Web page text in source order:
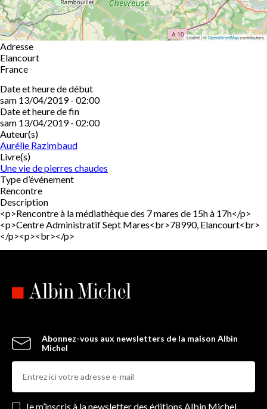
Leaflet | ©OpenStreetMapcontributors
Adresse
Elancourt
France
Date et heure de début
sam 13/04/2019 - 02:00
Date et heure de fin
sam 13/04/2019 - 02:00
Auteur(s)
Aurélie Razimbaud
Livre(s)
Une vie de pierres chaudes
Type d’événement
Rencontre
Description
<p>Rencontre à la médiathèque des 7 mares de 15h à 17h</p>
<p>Centre Administratif Sept Mares<br>78990, Elancourt<br>
</p><p><br></p>
Abonnez-vous aux newsletters de la maison Albin
Michel
Newsletters
Je m’inscris à la newsletter des éditions Albin Michel